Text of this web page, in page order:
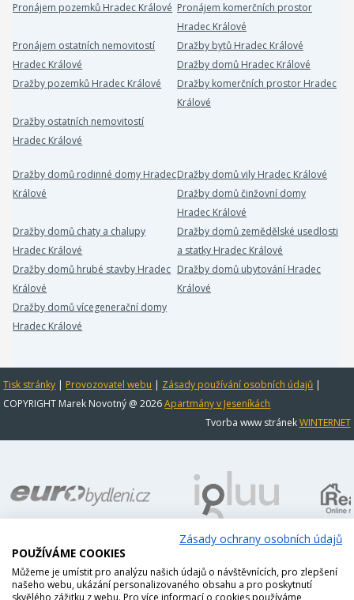
Pronájem pozemků Hradec Králové Pronájem komerčních prostor
Hradec Králové
Pronájem ostatních nemovitostí
Hradec Králové
Dražby bytů Hradec Králové
Dražby domů Hradec Králové
Dražby pozemků Hradec Králové
Dražby komerčních prostor Hradec
Králové
Dražby ostatních nemovitostí
Hradec Králové
Dražby domů rodinné domy Hradec
Králové
Dražby domů vily Hradec Králové
Dražby domů činžovní domy
Hradec Králové
Dražby domů chaty a chalupy
Hradec Králové
Dražby domů zemědělské usedlosti
a statky Hradec Králové
Dražby domů hrubé stavby Hradec
Králové
Dražby domů ubytování Hradec
Králové
Dražby domů vícegenerační domy
Hradec Králové
Tisk stránky | Provozovatel webu | Zásady používání osobních údajů |
COPYRIGHT Marek Novotný @ 2026Apartmány v Jeseníkách
Tvorba www stránekWINTERNET
Zásady ochrany osobních údajů
POUŽÍVÁME COOKIES
Můžeme je umístit pro analýzu našich údajů o návštěvnících, pro zlepšení
našeho webu, ukázání personalizovaného obsahu a pro poskytnutí
skvělého zážitku z webu. Pro více informací o cookies používáme